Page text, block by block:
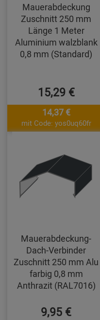
Mauerabdeckung
Zuschnitt 250 mm
Länge 1 Meter
Aluminium walzblank
0,8 mm (Standard)
15,29 €
14,37 €
mit Code: yos0uq60fr
Mauerabdeckung-
Dach-Verbinder
Zuschnitt 250 mm Alu
farbig 0,8 mm
Anthrazit (RAL7016)
9,95 €